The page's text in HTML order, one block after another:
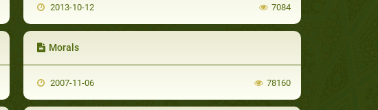
2013-10-12 7084
Morals
2007-11-06 78160